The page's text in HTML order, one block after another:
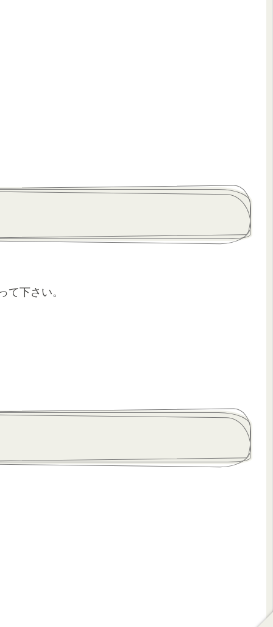
て下さい。